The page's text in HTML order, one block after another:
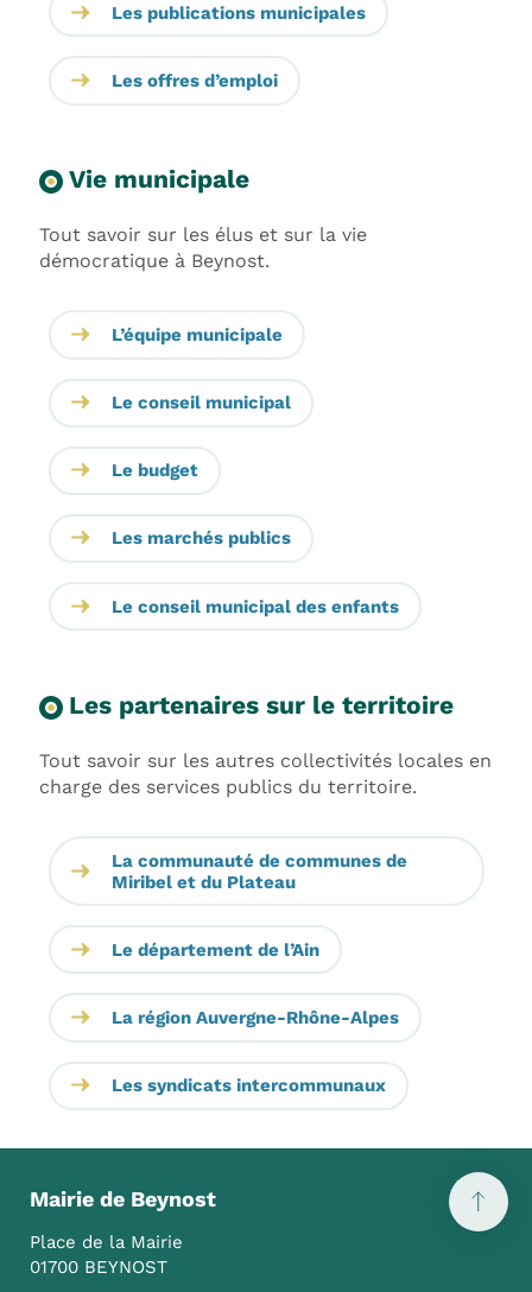
Les publications municipales
Les offres d’emploi
Vie municipale
Tout savoir sur les élus et sur la vie
démocratique à Beynost.
L’équipe municipale
Le conseil municipal
Le budget
Les marchés publics
Le conseil municipal des enfants
Les partenaires sur le territoire
Tout savoir sur les autres collectivités locales en
charge des services publics du territoire.
La communauté de communes de
Miribel et du Plateau
Le département de l’Ain
La région Auvergne-Rhône-Alpes
Les syndicats intercommunaux
Mairie de Beynost
Place de la Mairie
01700 BEYNOST